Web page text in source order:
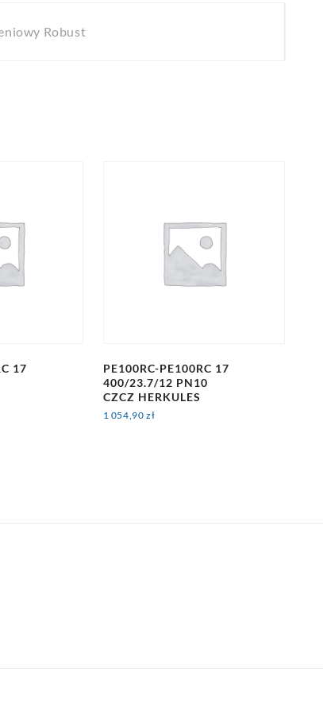
Robust
17
PE100RC-PE100RC 17
400/23.7/12 PN10
CZCZ HERKULES
1 054,90zł